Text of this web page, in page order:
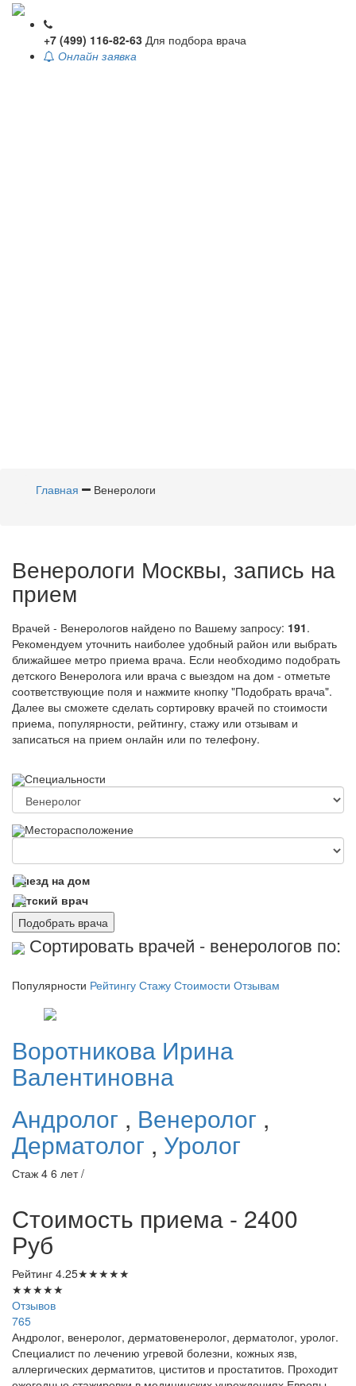
+7 (499) 116-82-63 Для подбора врача
Онлайн заявка
Главная Венерологи
Венерологи Москвы, запись на
прием
Врачей - Венерологов найдено по Вашему запросу: 191.
Рекомендуем уточнить наиболее удобный район или выбрать
ближайшее метро приема врача. Если необходимо подобрать
детского Венеролога или врача с выездом на дом - отметьте
соответствующие поля и нажмите кнопку "Подобрать врача".
Далее вы сможете сделать сортировку врачей по стоимости
приема, популярности, рейтингу, стажу или отзывам и
записаться на прием онлайн или по телефону.
Специальности
Месторасположение
Выезд на дом
Детский врач
Подобрать врача
Сортировать врачей - венерологов по:
Популярности Рейтингу Стажу Стоимости Отзывам
Воротникова Ирина
Валентиновна
Андролог , Венеролог ,
Дерматолог , Уролог
Стаж 4 6 лет /
Стоимость приема - 2400
Руб
Рейтинг 4.25★★★★★
★★★★★
Отзывов
765
Андролог, венеролог, дерматовенеролог, дерматолог, уролог.
Специалист по лечению угревой болезни, кожных язв,
аллергических дерматитов, циститов и простатитов. Проходит